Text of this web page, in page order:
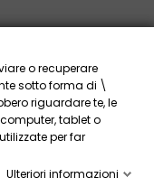
Cookies Policies
via Palazzolo, 145 -
o recuperare
sotto forma di \
riguardare te, le
tablet o
per far
Ulteriori informazioni